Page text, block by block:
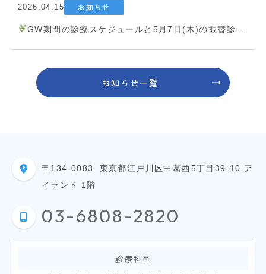
2026.04.15 お知らせ
GW期間の診療スケジュールと5月7日(木)の振替診療について
お知らせ一覧
〒134-0083
東京都江戸川区中葛西5丁目39-10 ア
イランド 1階
03-6808-2820
診療科目